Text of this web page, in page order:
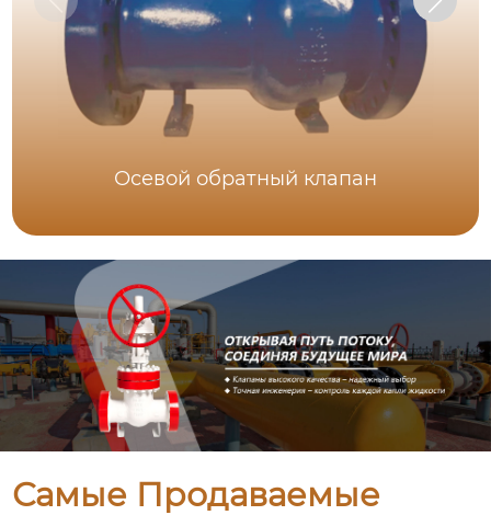
Осевой обратный клапан
Самые Продаваемые